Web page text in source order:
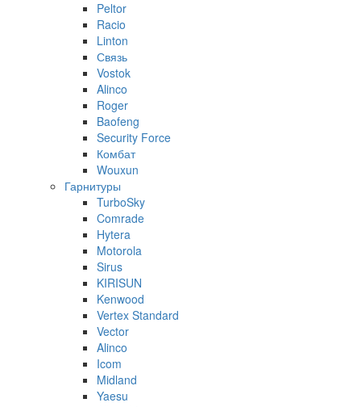
Peltor
Racio
Linton
Связь
Vostok
Alinco
Roger
Baofeng
Security Force
Комбат
Wouxun
Гарнитуры
TurboSky
Comrade
Hytera
Motorola
Sirus
KIRISUN
Kenwood
Vertex Standard
Vector
Alinco
Icom
Midland
Yaesu